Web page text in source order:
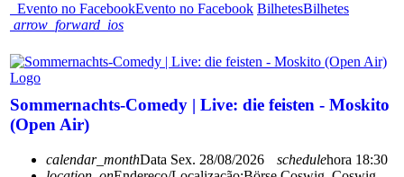
Evento no FacebookEvento no Facebook BilhetesBilhetes
arrow_forward_ios
Sommernachts-Comedy | Live: die feisten - Moskito
(Open Air)
calendar_monthData Sex. 28/08/2026 schedulehora 18:30